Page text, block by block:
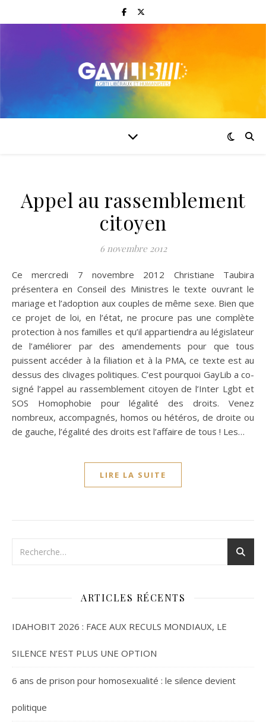
Appel au rassemblement
citoyen
6 novembre 2012
Ce mercredi 7 novembre 2012 Christiane Taubira
présentera en Conseil des Ministres le texte ouvrant le
mariage et l’adoption aux couples de même sexe. Bien que
ce projet de loi, en l’état, ne procure pas une complète
protection à nos familles et qu’il appartiendra au législateur
de l’améliorer par des amendements pour que tous
puissent accéder à la filiation et à la PMA, ce texte est au
dessus des clivages politiques. C’est pourquoi GayLib a co-
signé l’appel au rassemblement citoyen de l’Inter Lgbt et
SOS Homophobie pour légalité des droits. Venez
nombreux, accompagnés, homos ou hétéros, de droite ou
de gauche, l’égalité des droits est l’affaire de tous ! Les…
LIRE LA SUITE
ARTICLES RÉCENTS
IDAHOBIT 2026 : FACE AUX RECULS MONDIAUX, LE
SILENCE N’EST PLUS UNE OPTION
6 ans de prison pour homosexualité : le silence devient
politique